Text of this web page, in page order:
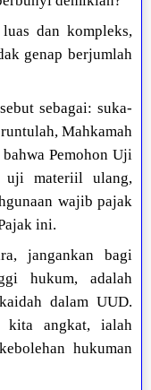
dan kompleks,
genap berjumlah
sebagai: suka-
Mahkamah
Pemohon Uji
uji materiil ulang,
wajib pajak
ini.
jangankan bagi
hukum, adalah
dalam UUD.
kita angkat, ialah
hukuman